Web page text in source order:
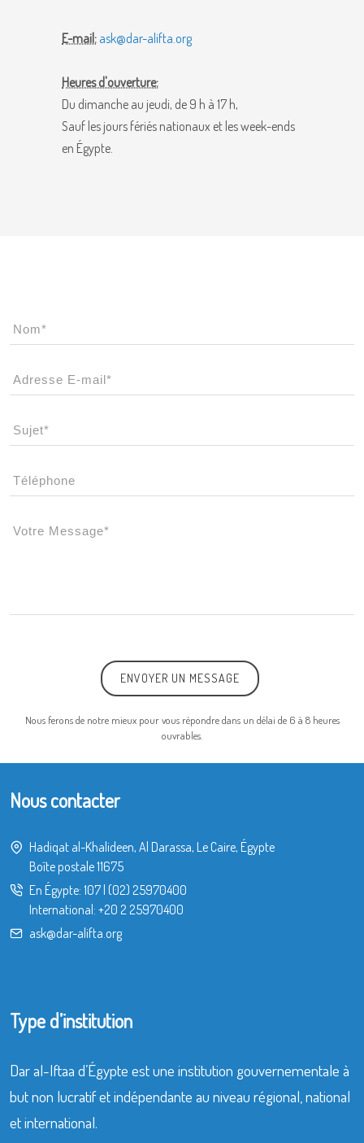
E-mail: ask@dar-alifta.org
Heures d'ouverture:
Du dimanche au jeudi, de 9 h à 17 h,
Sauf les jours fériés nationaux et les week-ends
en Égypte.
ENVOYER UN MESSAGE
Nous ferons de notre mieux pour vous répondre dans un délai de 6 à 8 heures
ouvrables.
Nous contacter
Hadiqat al-Khalideen, Al Darassa, Le Caire, Égypte
Boîte postale 11675
En Égypte: 107 (02) 25970400
International: +20 2 25970400
ask@dar-alifta.org
Type d’institution
Dar al-Iftaa d’Égypte est une institution gouvernementale à
but non lucratif et indépendante au niveau régional, national
et international.